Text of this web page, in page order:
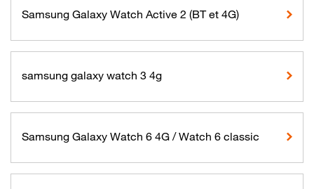
Samsung Galaxy Watch Active 2 (BT et 4G)
samsung galaxy watch 3 4g
Samsung Galaxy Watch 6 4G / Watch 6 classic